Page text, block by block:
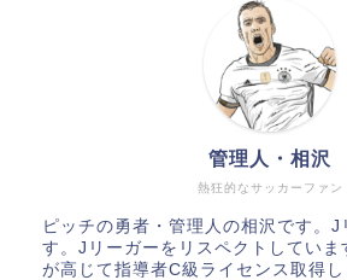
熱狂的なサッカーファン
管理人・相沢
ピッチの勇者・管理人の相沢です。J
す。Jリーガーをリスペクトしていま
が高じて指導者C級ライセンス取得